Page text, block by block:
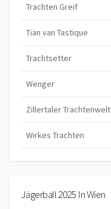
Trachten Greif
Tian van Tastique
Trachtsetter
Wenger
Zillertaler Trachtenwelt
Wirkes Trachten
Jägerball 2025 In Wien